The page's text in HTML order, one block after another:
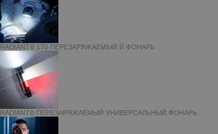
RADIANT® 170 ПЕРЕЗАРЯЖАЕМЫЙ Й ФОНАРЬ
RADIANT® ПЕРЕЗАРЯЖАЕМЫЙ УНИВЕРСАЛЬНЫЙ ФОНАРЬ